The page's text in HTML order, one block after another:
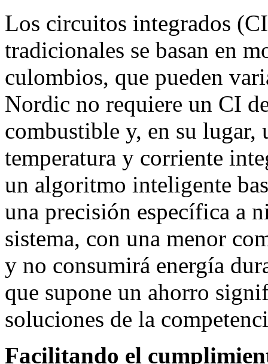
Los circuitos integrados
tradicionales se basan en
culombios, que pueden
Nordic no requiere un CI
combustible y, en su
temperatura y corriente
un algoritmo inteligente
una precisión específica a
sistema, con una menor
y no consumirá energía
que supone un ahorro
soluciones de la
Facilitando el